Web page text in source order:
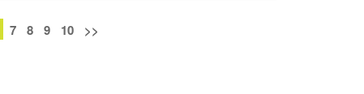
7 8 9 10 >>